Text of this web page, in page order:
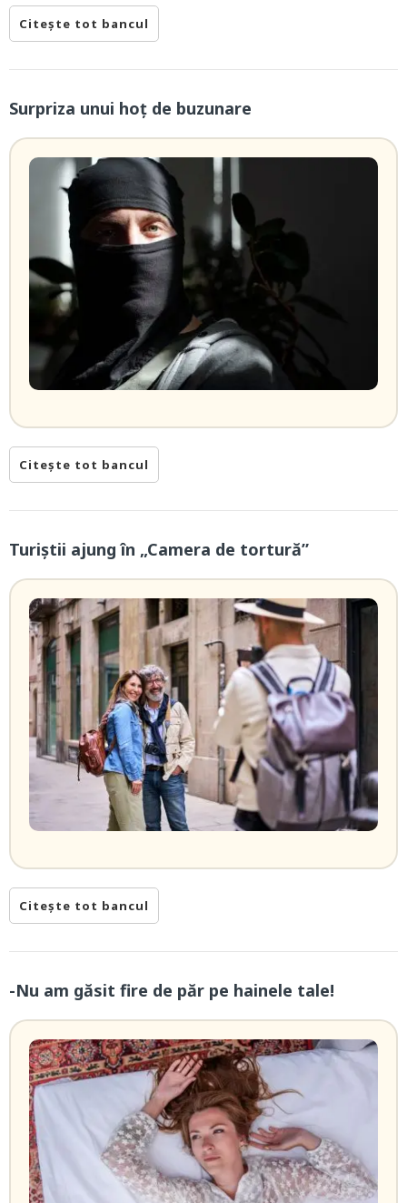
Citește tot bancul
Surpriza unui hoţ de buzunare
Citește tot bancul
Turiștii ajung în „Camera de tortură”
Citește tot bancul
-Nu am găsit fire de păr pe hainele tale!